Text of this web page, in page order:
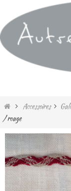
vers
le
contenu
HomeAccessoires
/ rouge